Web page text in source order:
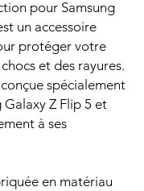
pour Samsung
un accessoire
protéger votre
et des rayures.
spécialement
Galaxy Z Flip 5 et
à ses
en matériau